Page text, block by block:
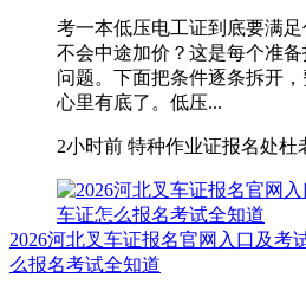
考一本低压电工证到底要满
不会中途加价？这是每个准
问题。下面把条件逐条拆开
心里有底了。低压...
2小时前 特种作业证报名处杜
2026河北叉车证报名官网入口及考
么报名考试全知道